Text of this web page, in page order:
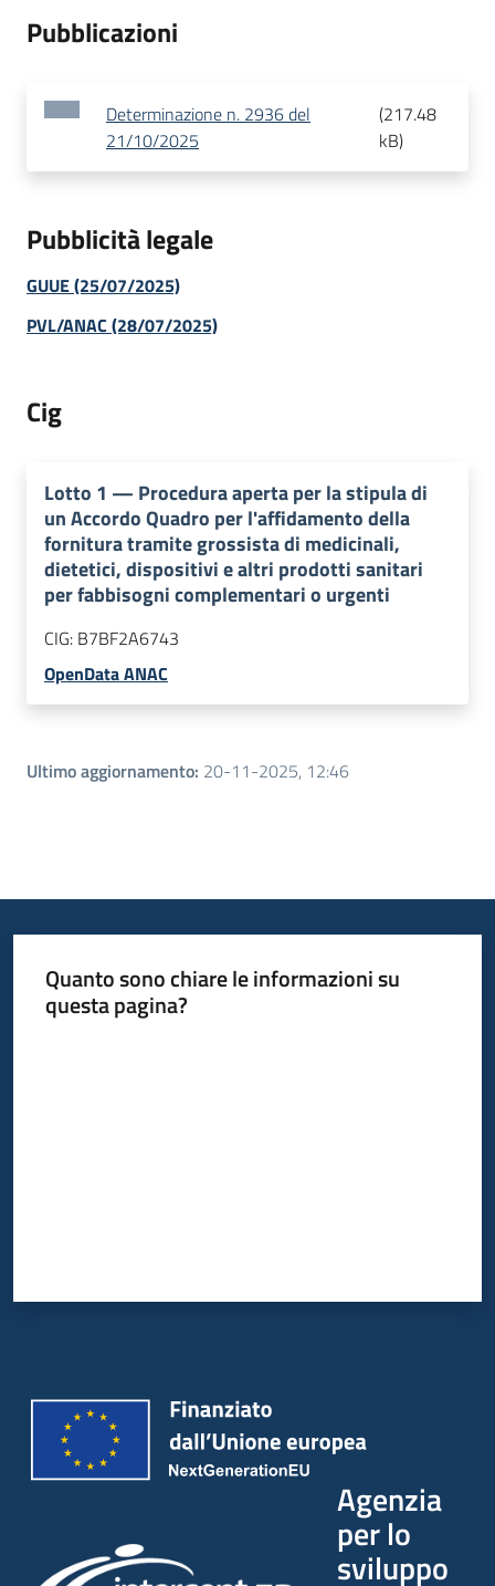
Pubblicazioni
Determinazione n. 2936 del
21/10/2025
(217.48
kB)
Pubblicità legale
GUUE (25/07/2025)
PVL/ANAC (28/07/2025)
Cig
Lotto 1 — Procedura aperta per la stipula di
un Accordo Quadro per l'affidamento della
fornitura tramite grossista di medicinali,
dietetici, dispositivi e altri prodotti sanitari
per fabbisogni complementari o urgenti
CIG: B7BF2A6743
OpenData ANAC
Ultimo aggiornamento: 20-11-2025, 12:46
Quanto sono chiare le informazioni su
questa pagina?
Agenzia
per lo
sviluppo